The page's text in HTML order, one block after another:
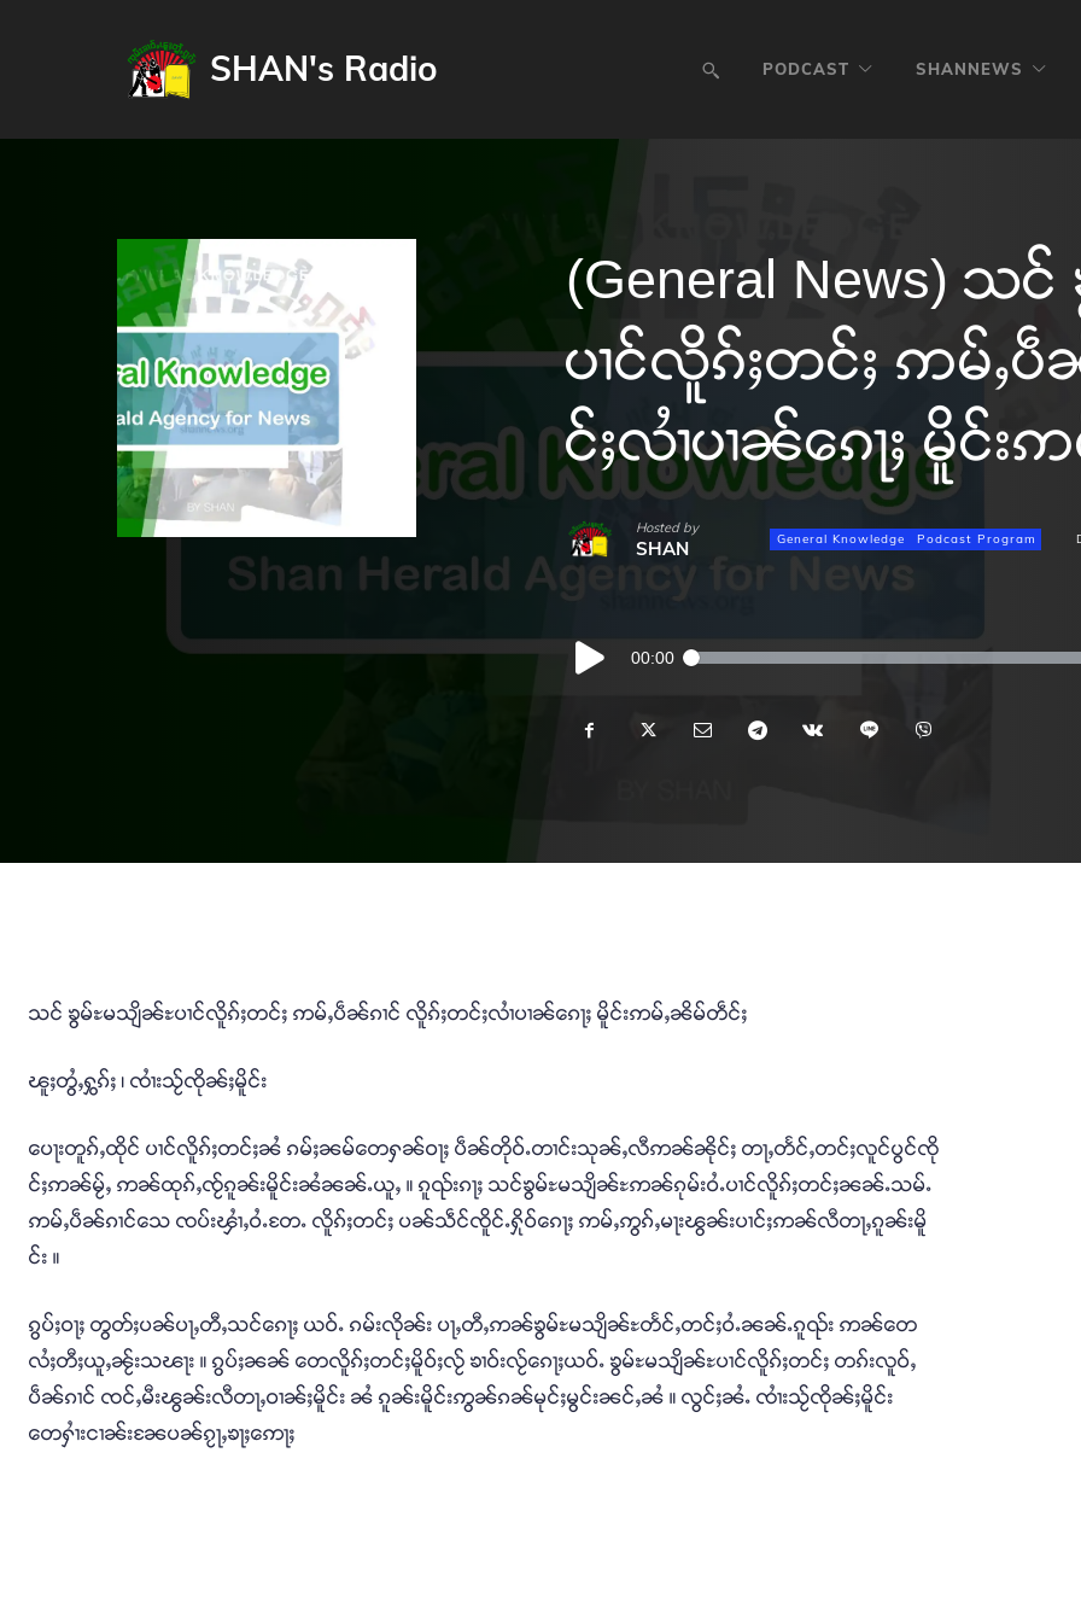
SHAN's Radio PODCAST SHANNEWS
(General News) သ
ပၢင်လိူၵ်ႈတင်ႈ ဢမ်ႇ
င်ႈလၢႆပၢၼ်ၵေႃႈ မိူင်
Hosted by
SHAN General Knowledge Podcast Program
Audio
Player
00:00
သင် ၶွမ်ႊမသျိၼ်ႊပၢင်လိူၵ်ႈတင်ႈ ဢမ်ႇပဵၼ်ၵၢင် လိူၵ်ႈတင်ႈလၢႆပၢၼ်ၵေႃႈ မိူင်းဢမ်ႇၼိမ်တဵင်ႈ
ၽူႈတွႆႇႁွၵ်ႈ ၊ ၸၢႆးသႂ်ၸိုၼ်ႈမိူင်း
ပေႃးတူၵ်ႇထိုင် ပၢင်လိူၵ်ႈတင်ႈၼႆ ၵမ်ႈၼမ်တေႁၼ်ဝႃႈ ပဵၼ်တိုဝ်ႉတၢင်းသုၼ်ႇလီဢၼ်ၼိုင်ႈ တႃႇတႅင်ႇတင်ႈလူင်ပွင်ၸို
င်ႈဢၼ်မႂ်ႇ ဢၼ်ထုၵ်ႇၸႂ်ၵူၼ်းမိူင်းၼႆၼၼ်ႉယူႇ ။ ၵူၺ်းၵႃႈ သင်ၶွမ်ႊမသျိၼ်ႊဢၼ်ၵုမ်းဝႆႉပၢင်လိူၵ်ႈတင်ႈၼၼ်ႉသမ်ႉ
ဢမ်ႇပဵၼ်ၵၢင်သေ ၸပ်းၾၢႆႇဝႆႉတႄႉ လိူၵ်ႈတင်ႈ ပၼ်သဵင်ၸိူင်ႉႁိုဝ်ၵေႃႈ ဢမ်ႇဢွၵ်ႇမႃးၽွၼ်းပၢင်ႈဢၼ်လီတႃႇၵူၼ်းမိူ
င်း ။
ၵွပ်ႈဝႃႈ တွတ်ႈပၼ်ပႃႇတီႇသင်ၵေႃႈ ယဝ်ႉ ၵမ်းလိုၼ်း ပႃႇတီႇဢၼ်ၶွမ်ႊမသျိၼ်ႊတႅင်ႇတင်ႈဝႆႉၼၼ်ႉၵူၺ်း ဢၼ်တေ
လႆႈတီႈယူႇၼႂ်းသၽႃး ။ ၵွပ်ႈၼၼ် တေလိူၵ်ႈတင်ႈမိူဝ်ႈလႂ် ၶၢဝ်းလႂ်ၵေႃႈယဝ်ႉ ၶွမ်ႊမသျိၼ်ႊပၢင်လိူၵ်ႈတင်ႈ တၵ်းလူဝ်ႇ
ပဵၼ်ၵၢင် ၸင်ႇမီးၽွၼ်းလီတႃႇဝၢၼ်ႈမိူင်း ၼႆ ၵူၼ်းမိူင်းဢွၼ်ၵၼ်မုင်ႈမွင်းၼင်ႇၼႆ ။ လွင်ႈၼႆႉ ၸၢႆးသႂ်ၸိုၼ်ႈမိူင်း
တေႁၢႆးငၢၼ်းၼႄပၼ်ၵႂႃႇၶႃႈဢေႃႈ